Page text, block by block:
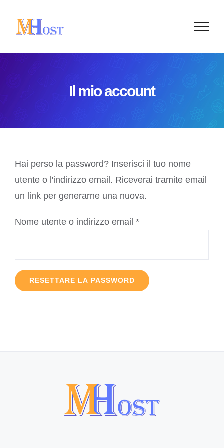
Il mio account
Hai perso la password? Inserisci il tuo nome
utente o l'indirizzo email. Riceverai tramite email
un link per generarne una nuova.
Nome utente o indirizzo email *Richiesto
RESETTARE LA PASSWORD